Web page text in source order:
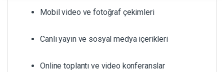
Mobil video ve fotoğraf çekimleri
Canlı yayın ve sosyal medya içerikleri
Online toplantı ve video konferanslar